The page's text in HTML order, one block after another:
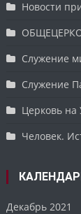
Новости
Служение
Служение
Церковь на
Человек.
Декабрь 2021